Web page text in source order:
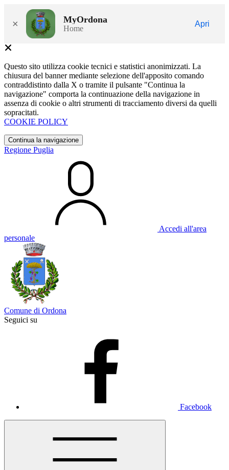
× MyOrdona
Home
Apri
Questo sito utilizza cookie tecnici e statistici anonimizzati. La
chiusura del banner mediante selezione dell'apposito comando
contraddistinto dalla X o tramite il pulsante "Continua la
navigazione" comporta la continuazione della navigazione in
assenza di cookie o altri strumenti di tracciamento diversi da quelli
sopracitati.
COOKIE POLICY
Continua la navigazione
Regione Puglia
Accedi all'area
personale
Comune di Ordona
Seguici su
Facebook